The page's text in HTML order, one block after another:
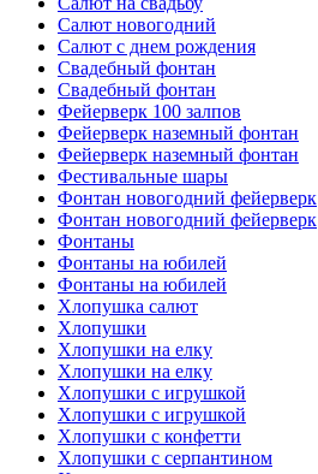
Салют новогодний
Салют с днем рождения
Свадебный фонтан
Свадебный фонтан
Фейерверк 100 залпов
Фейерверк наземный фонтан
Фейерверк наземный фонтан
Фестивальные шары
Фонтан новогодний фейерверк
Фонтан новогодний фейерверк
Фонтаны
Фонтаны на юбилей
Фонтаны на юбилей
Хлопушка салют
Хлопушки
Хлопушки на елку
Хлопушки на елку
Хлопушки с игрушкой
Хлопушки с игрушкой
Хлопушки с конфетти
Хлопушки с серпантином